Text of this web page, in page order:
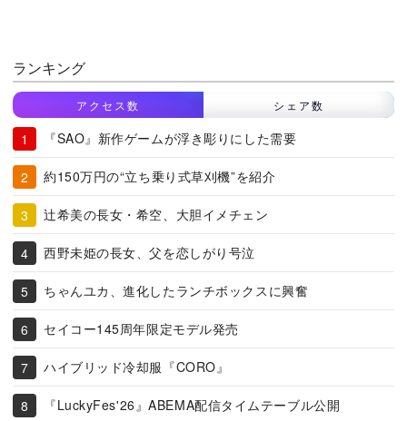
ランキング
アクセス数 シェア数
『SAO』新作ゲームが浮き彫りにした需要
約150万円の“立ち乗り式草刈機”を紹介
辻希美の長女・希空、大胆イメチェン
西野未姫の長女、父を恋しがり号泣
ちゃんユカ、進化したランチボックスに興奮
セイコー145周年限定モデル発売
ハイブリッド冷却服『CORO』
『LuckyFes'26』ABEMA配信タイムテーブル公開